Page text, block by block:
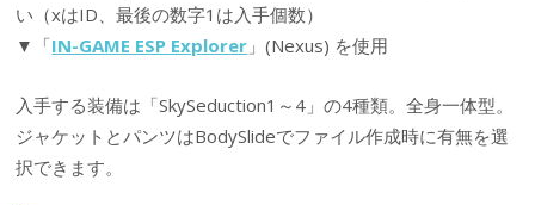
い（xはID、最後の数字1は入手個数）
▼「IN-GAME ESP Explorer 」(Nexus) を使用
入手する装備は「SkySeduction1～4」の4種類。全身一体型。
ジャケットとパンツはBodySlideでファイル作成時に有無を選
択できます。